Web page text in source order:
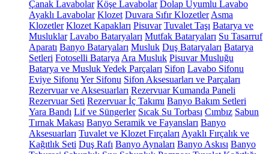
Çanak Lavabolar Köşe Lavabolar Dolap Uyumlu Lavabo
Ayaklı Lavabolar Klozet Duvara Sıfır Klozetler Asma
Klozetler Klozet Kapakları Pisuvar Tuvalet Taşı Batarya ve
Musluklar Lavabo Bataryaları Mutfak Bataryaları Su Tasarruf
Aparatı Banyo Bataryaları Musluk Duş Bataryaları Batarya
Setleri Fotoselli Batarya Ara Musluk Pisuvar Musluğu
Batarya ve Musluk Yedek Parçaları Sifon Lavabo Sifonu
Eviye Sifonu Yer Sifonu Sifon Aksesuarları ve Parçaları
Rezervuar ve Aksesuarları Rezervuar Kumanda Paneli
Rezervuar Seti Rezervuar İç Takımı Banyo Bakım Setleri
Yara Bandı Lif ve Süngerler Sıcak Su Torbası Cımbız Sabun
Tırnak Makası Banyo Seramik ve Fayansları Banyo
Aksesuarları Tuvalet ve Klozet Fırçaları Ayaklı Fırçalık ve
Kağıtlık Seti Duş Rafı Banyo Aynaları Banyo Askısı Banyo